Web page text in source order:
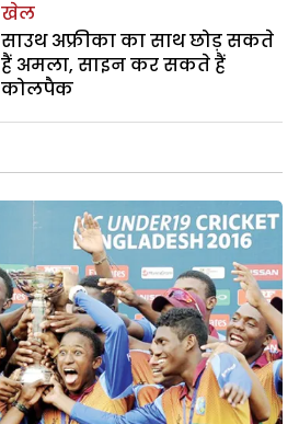
खेल
साउथ अफ्रीका का साथ छोड़ सकते
हैं अमला, साइन कर सकते हैं
कोलपैक